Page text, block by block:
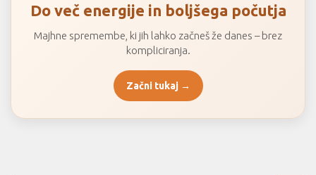
Do več energije in boljšega počutja
Majhne spremembe, ki jih lahko začneš že danes – brez
kompliciranja.
Začni tukaj →